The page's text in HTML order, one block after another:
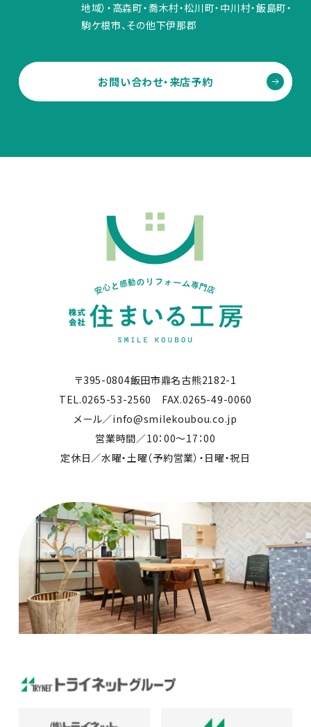
地域）・高森町・喬木村・松川町・中川村・飯島町・
駒ケ根市、その他下伊那郡
お問い合わせ・来店予約
〒395-0804飯田市鼎名古熊2182-1
TEL.0265-53-2560 FAX.0265-49-0060
メール／info@smilekoubou.co.jp
営業時間／10：00～17：00
定休日／水曜・土曜（予約営業）・日曜・祝日